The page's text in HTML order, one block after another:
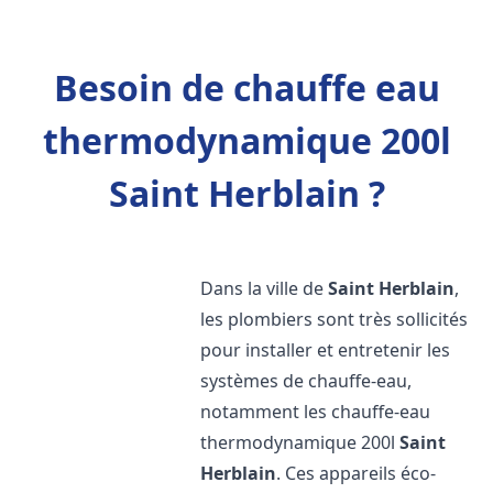
Besoin de chauffe eau
thermodynamique 200l
Saint Herblain ?
Dans la ville deSaint Herblain,
les plombiers sont très sollicités
pour installer et entretenir les
systèmes de chauffe-eau,
notamment les chauffe-eau
thermodynamique 200lSaint
Herblain. Ces appareils éco-